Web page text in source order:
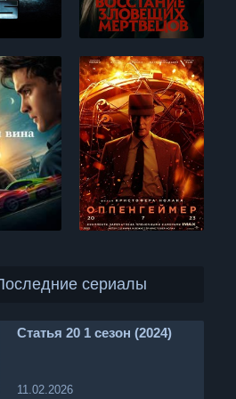
сериалы
Статья 20 1 сезон (2024)
11.02.2026